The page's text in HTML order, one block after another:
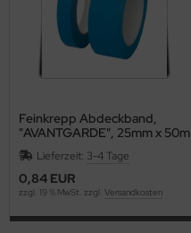
Feinkrepp Abdeckband,
"AVANTGARDE", 25mm x 50m
Lieferzeit: 3-4 Tage
0,84 EUR
zzgl. 19 % MwSt. zzgl. Versandkosten